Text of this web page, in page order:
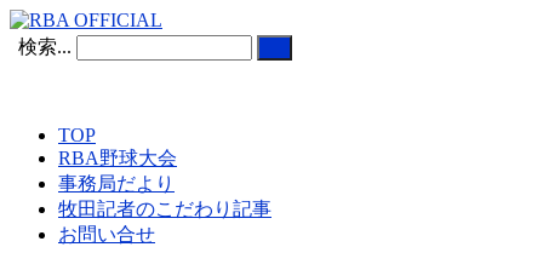
検索...
TOP
RBA野球大会
事務局だより
牧田記者のこだわり記事
お問い合せ